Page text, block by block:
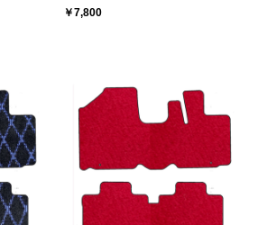
￥7,800